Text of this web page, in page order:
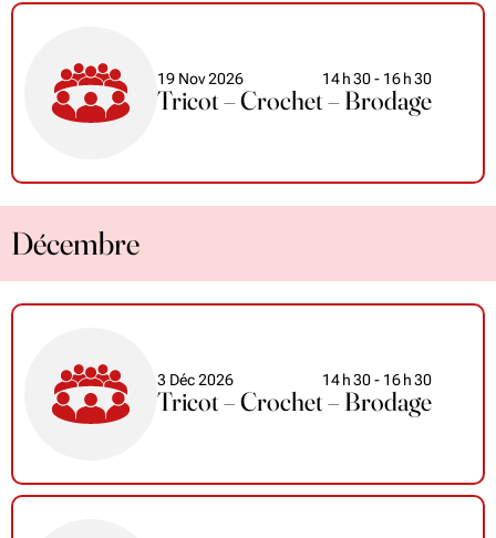
19 Nov 2026 14h30- 16h30
Tricot – Crochet – Brodage
Décembre
3 Déc 2026 14h30- 16h30
Tricot – Crochet – Brodage